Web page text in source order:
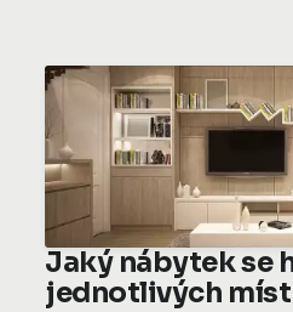
Jaký nábytek se
jednotlivých